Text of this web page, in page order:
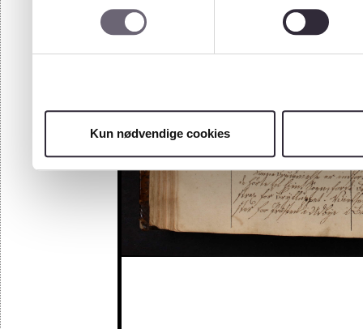
Kun nødvendige cookies